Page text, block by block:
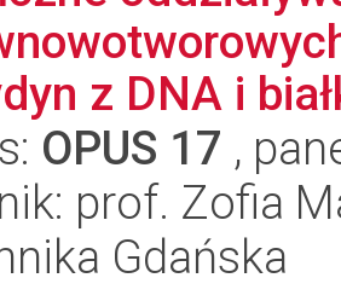
z DNA i
OPUS 17 ,
prof. Zofia
Gdańska